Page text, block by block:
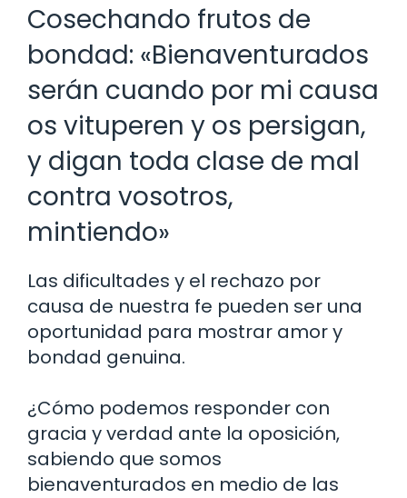
Cosechando frutos de
bondad: «Bienaventurados
serán cuando por mi causa
os vituperen y os persigan,
y digan toda clase de mal
contra vosotros,
mintiendo»
Las dificultades y el rechazo por
causa de nuestra fe pueden ser una
oportunidad para mostrar amor y
bondad genuina.
¿Cómo podemos responder con
gracia y verdad ante la oposición,
sabiendo que somos
bienaventurados en medio de las